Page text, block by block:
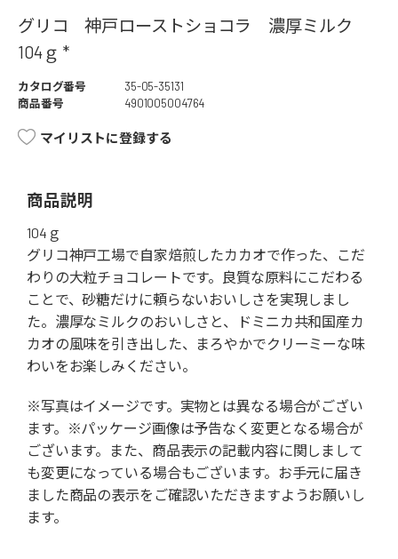
グリコ 神戸ローストショコラ 濃厚ミルク
104ｇ *
カタログ番号
35-05-35131
商品番号
4901005004764
マイリストに登録する
商品説明
104ｇ
グリコ神戸工場で自家焙煎したカカオで作った、こだ
わりの大粒チョコレートです。良質な原料にこだわる
ことで、砂糖だけに頼らないおいしさを実現しまし
た。濃厚なミルクのおいしさと、ドミニカ共和国産カ
カオの風味を引き出した、まろやかでクリーミーな味
わいをお楽しみください。
※写真はイメージです。実物とは異なる場合がござい
ます。※パッケージ画像は予告なく変更となる場合が
ございます。また、商品表示の記載内容に関しまして
も変更になっている場合もございます。お手元に届き
ました商品の表示をご確認いただきますようお願いし
ます。